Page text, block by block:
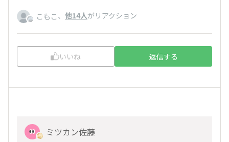
こもこ 、 他14人がリアクション
いいね 返信する
ミツカン佐藤